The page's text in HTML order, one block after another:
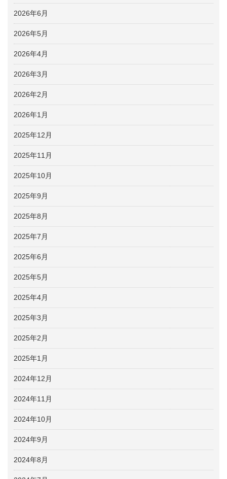
2026年6月
2026年5月
2026年4月
2026年3月
2026年2月
2026年1月
2025年12月
2025年11月
2025年10月
2025年9月
2025年8月
2025年7月
2025年6月
2025年5月
2025年4月
2025年3月
2025年2月
2025年1月
2024年12月
2024年11月
2024年10月
2024年9月
2024年8月